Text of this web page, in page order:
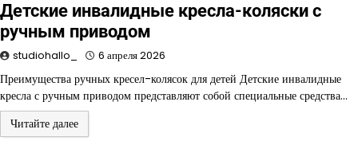
Детские инвалидные кресла-коляски с
ручным приводом
studiohallo_ 6 апреля 2026
Преимущества ручных кресел-колясок для детей Детские инвалидные
кресла с ручным приводом представляют собой специальные средства…
Читайте далее